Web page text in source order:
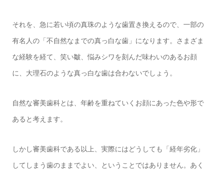
それを、急に若い頃の真珠のような歯置き換えるので、一部の
有名人の「不自然なまでの真っ白な歯」になります。さまざま
な経験を経て、笑い皺、悩みシワを刻んだ味わいのあるお顔
に、大理石のような真っ白な歯は合わないでしょう。
自然な審美歯科とは、年齢を重ねていくお顔にあった色や形で
あると考えます。
しかし審美歯科である以上、実際にはどうしても「経年劣化」
してしまう歯のままでよい、ということではありません。あく